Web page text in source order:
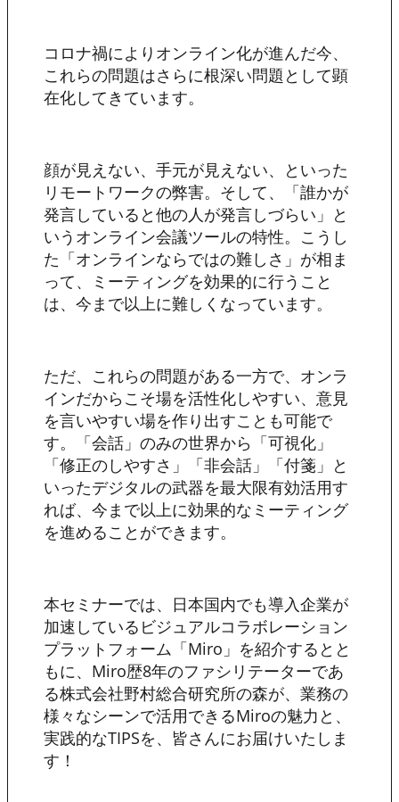
コロナ禍によりオンライン化が進んだ今、
これらの問題はさらに根深い問題として顕
在化してきています。
顔が見えない、手元が見えない、といった
リモートワークの弊害。そして、「誰かが
発言していると他の人が発言しづらい」と
いうオンライン会議ツールの特性。こうし
た「オンラインならではの難しさ」が相ま
って、ミーティングを効果的に行うこと
は、今まで以上に難しくなっています。
ただ、これらの問題がある一方で、オンラ
インだからこそ場を活性化しやすい、意見
を言いやすい場を作り出すことも可能で
す。「会話」のみの世界から「可視化」
「修正のしやすさ」「非会話」「付箋」と
いったデジタルの武器を最大限有効活用す
れば、今まで以上に効果的なミーティング
を進めることができます。
本セミナーでは、日本国内でも導入企業が
加速しているビジュアルコラボレーション
プラットフォーム「Miro」を紹介するとと
もに、Miro歴8年のファシリテーターであ
る株式会社野村総合研究所の森が、業務の
様々なシーンで活用できるMiroの魅力と、
実践的なTIPSを、皆さんにお届けいたしま
す！